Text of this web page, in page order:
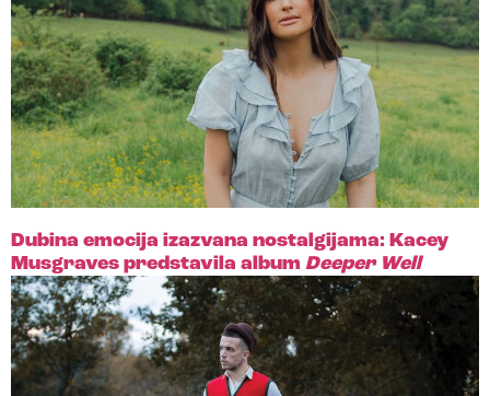
Dubina emocija izazvana nostalgijama: Kacey
Musgraves predstavila album Deeper Well